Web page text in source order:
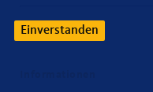
Einverstanden